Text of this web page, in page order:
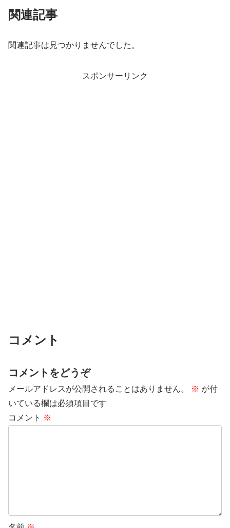
関連記事
関連記事は見つかりませんでした。
スポンサーリンク
コメント
コメントをどうぞ
メールアドレスが公開されることはありません。 ※ が付
いている欄は必須項目です
コメント ※